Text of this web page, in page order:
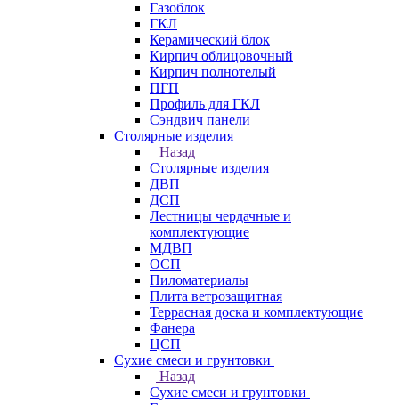
Газоблок
ГКЛ
Керамический блок
Кирпич облицовочный
Кирпич полнотелый
ПГП
Профиль для ГКЛ
Сэндвич панели
Столярные изделия
Назад
Столярные изделия
ДВП
ДСП
Лестницы чердачные и
комплектующие
МДВП
ОСП
Пиломатериалы
Плита ветрозащитная
Террасная доска и комплектующие
Фанера
ЦСП
Сухие смеси и грунтовки
Назад
Сухие смеси и грунтовки